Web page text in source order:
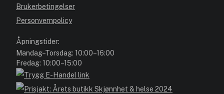
Brukerbetingelser
Personvernpolicy
Åpningstider:
Mandag–Torsdag: 10:00–16:00
Fredag: 10:00–15:00